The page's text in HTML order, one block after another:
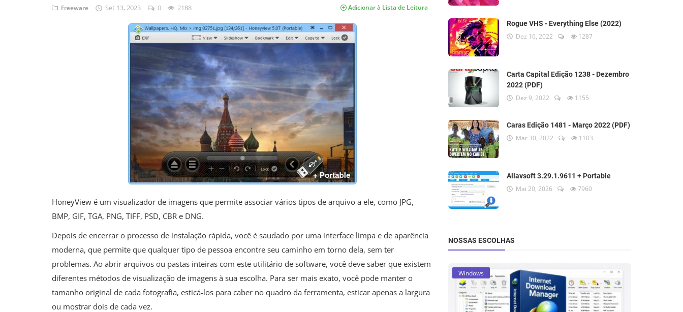
Freeware Set 13, 2023 0 2188 Adicionar à Lista de Leitura
HoneyView é um visualizador de imagens que permite associar vários tipos de arquivo a ele, como JPG,
BMP, GIF, TGA, PNG, TIFF, PSD, CBR e DNG.
Depois de encerrar o processo de instalação rápida, você é saudado por uma interface limpa e de aparência
moderna, que permite que qualquer tipo de pessoa encontre seu caminho em torno dela, sem ter
problemas. Ao abrir arquivos ou pastas inteiras com este utilitário de software, você deve saber que existem
diferentes métodos de visualização de imagens à sua escolha. Para ser mais exato, você pode manter o
tamanho original de cada fotografia, esticá-los para caber no quadro da ferramenta, esticar apenas a largura
ou mostrar dois de cada vez.
Rogue VHS - Everything Else (2022)
Dez 16, 2022 1287
Carta Capital Edição 1238 - Dezembro
2022 (PDF)
Dez 9, 2022 1155
Caras Edição 1481 - Março 2022 (PDF)
Mar 30, 2022 1103
Allavsoft 3.29.1.9611 + Portable
Mai 20, 2026 7960
NOSSAS ESCOLHAS
Windows